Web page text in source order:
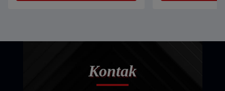
Kontak